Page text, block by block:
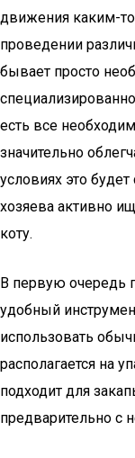
движения каким-
проведении
бывает просто
есть все
значительно
условиях это
хозяева активно
коту.
В первую очередь
удобный
использовать
располагается на
подходит для
предварительно с